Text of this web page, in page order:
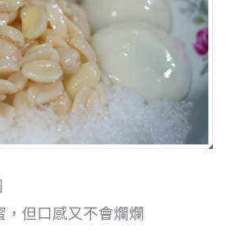
但口感又不會爛爛